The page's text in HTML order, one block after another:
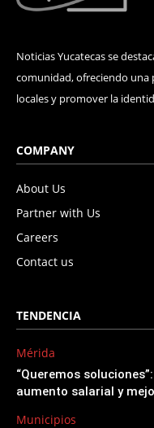
Noticias Yucatecas se
comunidad, ofreciendo una
locales y promover la
COMPANY
About Us
Partner with Us
Careers
Contact us
TENDENCIA
Mérida
“Queremos
aumento salarial y
Municipios